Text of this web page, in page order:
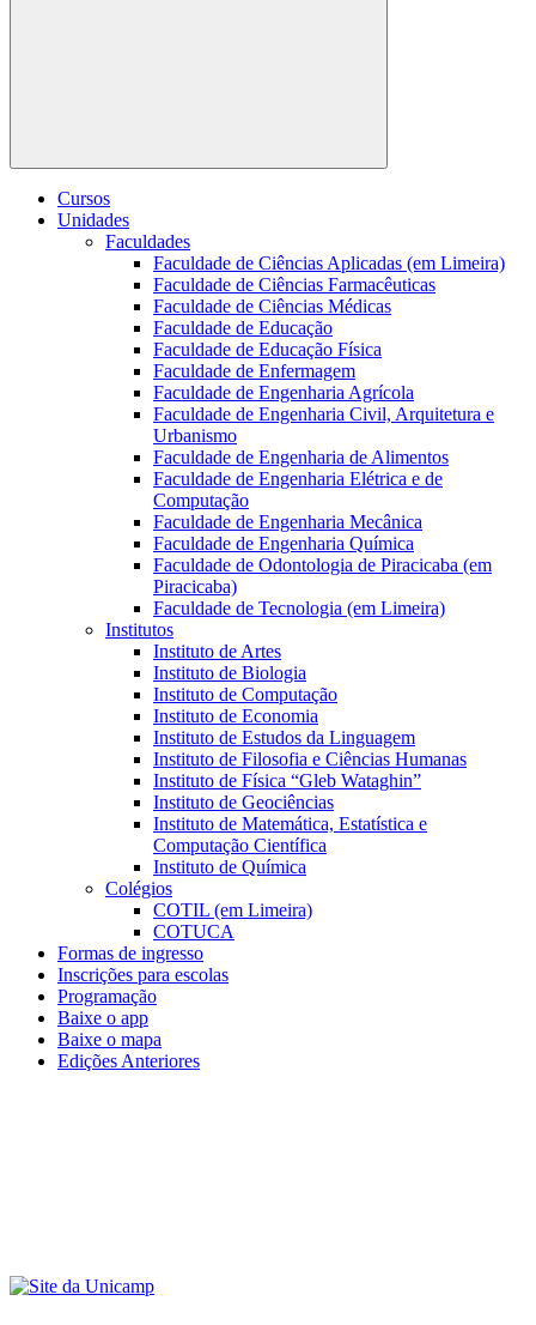
Buscar
Cursos
Unidades
Faculdades
Faculdade de Ciências Aplicadas (em Limeira)
Faculdade de Ciências Farmacêuticas
Faculdade de Ciências Médicas
Faculdade de Educação
Faculdade de Educação Física
Faculdade de Enfermagem
Faculdade de Engenharia Agrícola
Faculdade de Engenharia Civil, Arquitetura e
Urbanismo
Faculdade de Engenharia de Alimentos
Faculdade de Engenharia Elétrica e de
Computação
Faculdade de Engenharia Mecânica
Faculdade de Engenharia Química
Faculdade de Odontologia de Piracicaba (em
Piracicaba)
Faculdade de Tecnologia (em Limeira)
Institutos
Instituto de Artes
Instituto de Biologia
Instituto de Computação
Instituto de Economia
Instituto de Estudos da Linguagem
Instituto de Filosofia e Ciências Humanas
Instituto de Física “Gleb Wataghin”
Instituto de Geociências
Instituto de Matemática, Estatística e
Computação Científica
Instituto de Química
Colégios
COTIL (em Limeira)
COTUCA
Formas de ingresso
Inscrições para escolas
Programação
Baixe o app
Baixe o mapa
Edições Anteriores